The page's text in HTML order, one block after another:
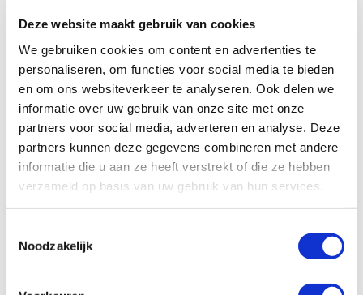
Deze website maakt gebruik van cookies
We gebruiken cookies om content en advertenties te
personaliseren, om functies voor social media te bieden
en om ons websiteverkeer te analyseren. Ook delen we
informatie over uw gebruik van onze site met onze
partners voor social media, adverteren en analyse. Deze
partners kunnen deze gegevens combineren met andere
informatie die u aan ze heeft verstrekt of die ze hebben
verzameld op basis van uw gebruik van hun services.
Noodzakelijk